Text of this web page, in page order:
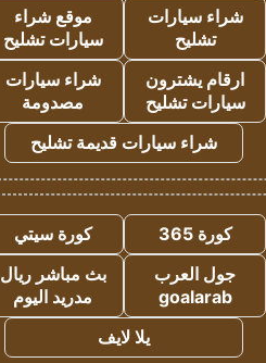
شراء سيارات
تشليح
موقع شراء
سيارات تشليح
ارقام يشترون
سيارات تشليح
شراء سيارات
مصدومة
شراء سيارات قديمة تشليح
كورة 365
كورة سيتي
جول العرب
goalarab
بث مباشر ريال
مدريد اليوم
يلا لايف